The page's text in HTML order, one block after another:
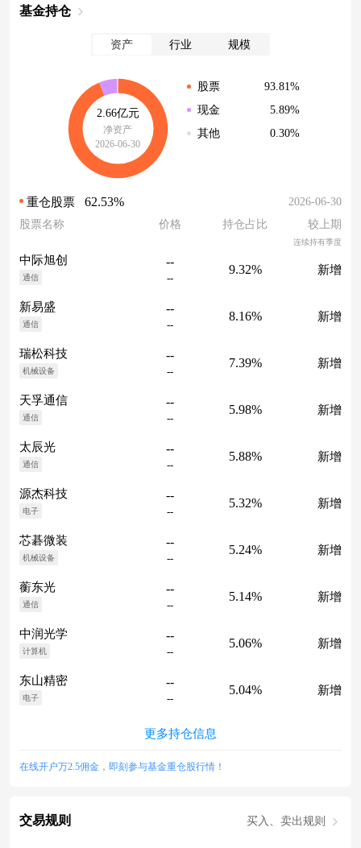
基金持仓
资产 行业 规模
2.66亿元
净资产
2026-06-30
股票
93.81%
现金
5.89%
其他
0.30%
重仓股票 62.53%
2026-06-30
股票名称
价格 持仓占比 较上期
连续持有季度
中际旭创
通信
--
--
9.32% 新增
新易盛
通信
--
--
8.16% 新增
瑞松科技
机械设备
--
--
7.39% 新增
天孚通信
通信
--
--
5.98% 新增
太辰光
通信
--
--
5.88% 新增
源杰科技
电子
--
--
5.32% 新增
芯碁微装
机械设备
--
--
5.24% 新增
蘅东光
通信
--
--
5.14% 新增
中润光学
计算机
--
--
5.06% 新增
东山精密
电子
--
--
5.04% 新增
更多持仓信息
在线开户万2.5佣金，即刻参与基金重仓股行情！
交易规则 买入、卖出规则